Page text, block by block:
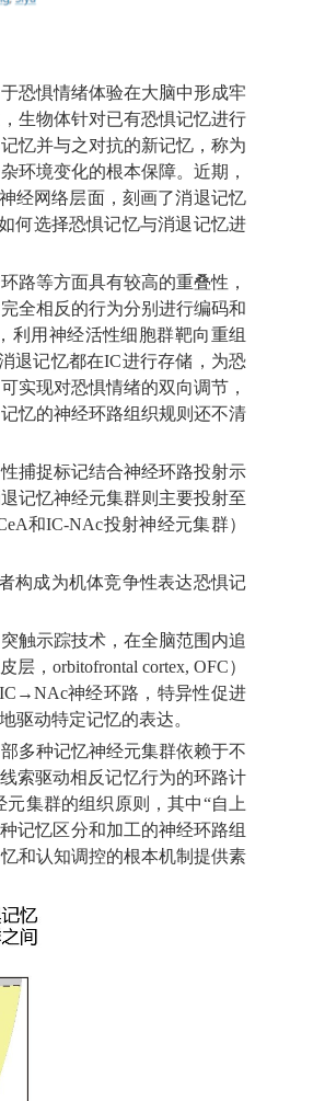
恐惧情绪体验在大脑中形成牢
生物体针对已有恐惧记忆进行
忆并与之对抗的新记忆，称为
环境变化的根本保障。近期，
经网络层面，刻画了消退记忆
何选择恐惧记忆与消退记忆进
路等方面具有较高的重叠性，
全相反的行为分别进行编码和
利用神经活性细胞群靶向重组
消退记忆都在IC进行存储，为恐
实现对恐惧情绪的双向调节，
忆的神经环路组织规则还不清
捕捉标记结合神经环路投射示
记忆神经元集群则主要投射至
和IC-NAc投射神经元集群）
构成为机体竞争性表达恐惧记
触示踪技术，在全脑范围内追
，orbitofrontal cortex, OFC）
神经环路，特异性促进
驱动特定记忆的表达。
多种记忆神经元集群依赖于不
索驱动相反记忆行为的环路计
集群的组织原则，其中“自上
记忆区分和加工的神经环路组
和认知调控的根本机制提供素